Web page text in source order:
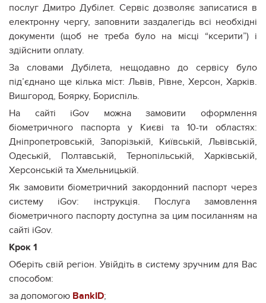
послуг Дмитро Дубілет. Сервіс дозволяє записатися в
електронну чергу, заповнити заздалегідь всі необхідні
документи (щоб не треба було на місці “ксерити”) і
здійснити оплату.
За словами Дубілета, нещодавно до сервісу було
під’єднано ще кілька міст: Львів, Рівне, Херсон, Харків.
Вишгород, Боярку, Бориспіль.
На сайті iGov можна замовити оформлення
біометричного паспорта у Києві та 10-ти областях:
Дніпропетровській, Запорізькій, Київській, Львівській,
Одеській, Полтавській, Тернопільській, Харківській,
Херсонській та Хмельницькій.
Як замовити біометричний закордонний паспорт через
систему iGov: інструкція. Послуга замовлення
біометричного паспорту доступна за цим посиланням на
сайті iGov.
Крок 1
Оберiть свiй регiон. Увiйдiть в систему зручним для Вас
способом:
за допомогою BankID;